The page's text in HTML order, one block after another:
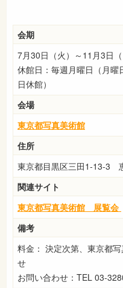
会期
7月30日（火）～11月3日（
休館日：毎週月曜日（月
日休館）
会場
東京都写真美術館
住所
東京都目黒区三田1-13-3
関連サイト
東京都写真美術館 展覧会
備考
料金： 決定次第、東京都
せ
お問い合わせ：TEL 03-